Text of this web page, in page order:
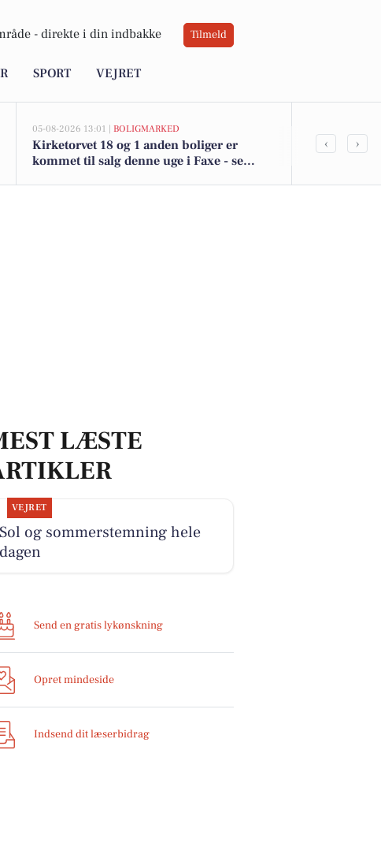
- direkte i din indbakke Tilmeld
SPORT VEJRET
05-08-2026 13:01 | BOLIGMARKED
Kirketorvet 18 og 1 anden boliger er
kommet til salg denne uge i Faxe - se
Top 6 over
‹ ›
LÆSTE
VEJRET
Sol og sommerstemning hele
dagen
Send en gratis lykønskning
Opret mindeside
Indsend dit læserbidrag